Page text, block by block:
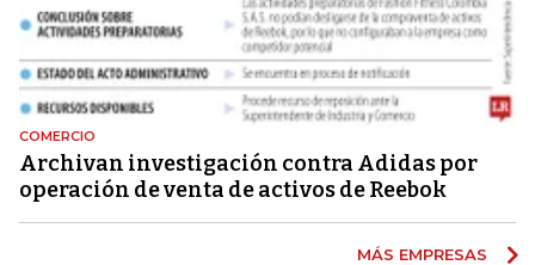
COMERCIO
Archivan investigación contra Adidas por
operación de venta de activos de Reebok
MÁS EMPRESAS